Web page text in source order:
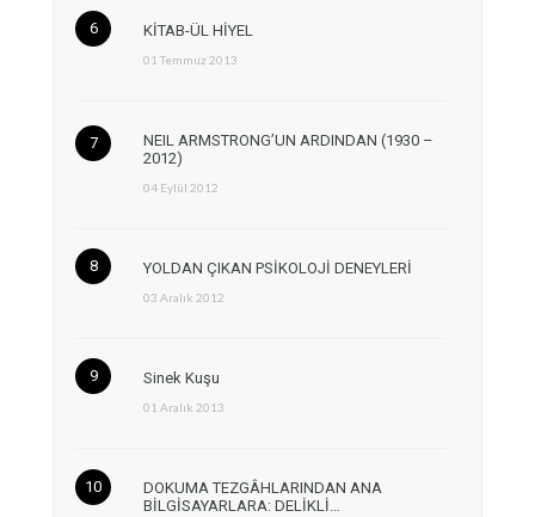
KİTAB-ÜL HİYEL
01 Temmuz 2013
NEIL ARMSTRONG’UN ARDINDAN (1930 –
2012)
04 Eylül 2012
YOLDAN ÇIKAN PSİKOLOJİ DENEYLERİ
03 Aralık 2012
Sinek Kuşu
01 Aralık 2013
DOKUMA TEZGÂHLARINDAN ANA
BİLGİSAYARLARA: DELİKLİ…